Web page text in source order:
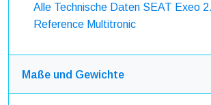
Alle Technische Daten SEAT Exeo
Reference Multitronic
Maße und Gewichte